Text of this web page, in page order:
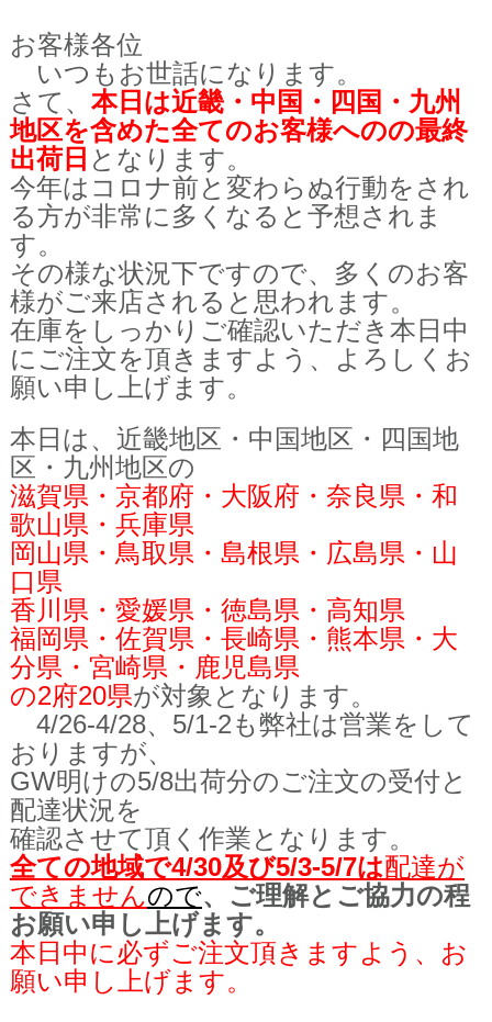
お客様各位
いつもお世話になります。
さて、 本日は近畿・中国・四国・九州
地区を含めた全てのお客様へのの最終
出荷日 となります。
今年はコロナ前と変わらぬ行動をされ
る方が非常に多くなると予想されま
す。
その様な状況下ですので、多くのお客
様がご来店されると思われます。
在庫をしっかりご確認いただき 本日中
にご注文を頂きますよう、よろしくお
願い申し上げます。
本日は、近畿地区・中国地区・ 四国地
区・九州地区の
滋賀県・京都府・大阪府・奈良県・和
歌山県・兵庫県
岡山県・鳥取県・島根県・広島県・山
口県
香川県・愛媛県・徳島県・高知県
福岡県・佐賀県・長崎県・熊本県・大
分県・宮崎県・鹿児島県
の2府20県が対象となります。
4/26-4/28、5/1-2も弊社は営業をして
おりますが、
GW明けの5/8出荷分のご注文の受付と
配達状況を
確認させて頂く 作業となります。
全ての地域で4/30及び5/3-5/7は配達が
できませんので、ご理解とご協力の程
お願い申し上げます。
本日中に必ずご注文頂きますよう、お
願い申し上げます。